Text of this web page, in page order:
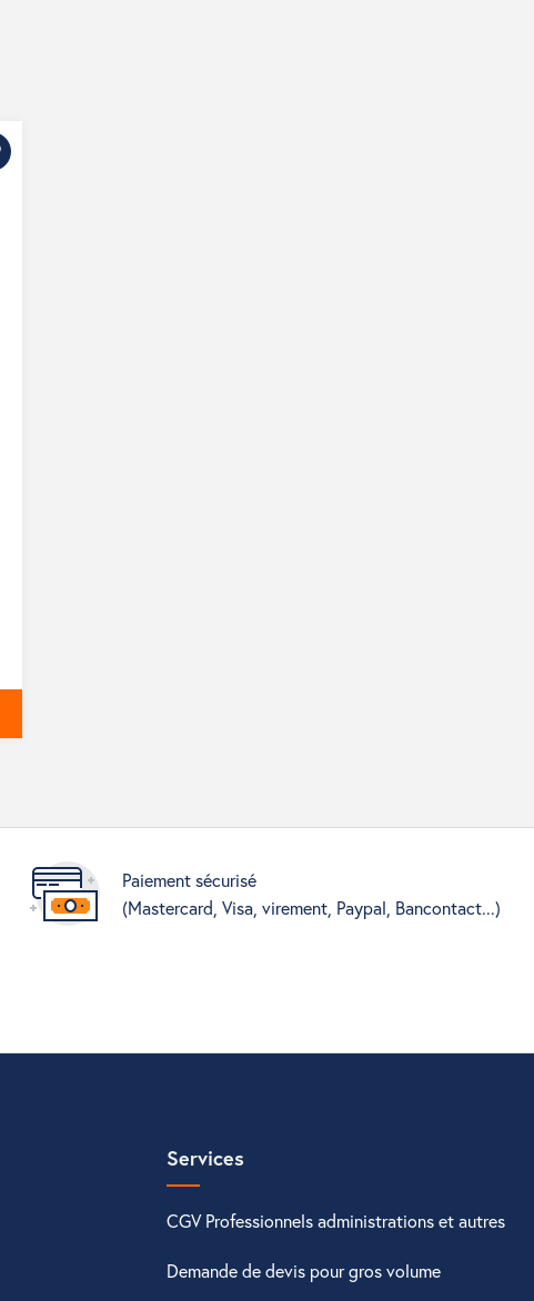
Paiement sécurisé
(Mastercard, Visa, virement, Paypal, Bancontact...)
Services
CGV Professionnels administrations et autres
Demande de devis pour gros volume